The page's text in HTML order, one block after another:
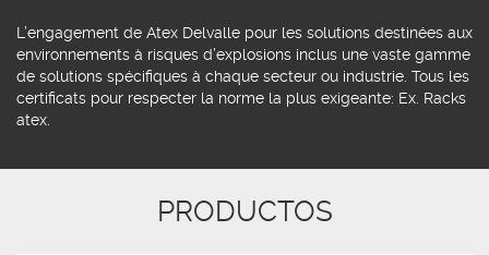
L’engagement de Atex Delvalle pour les solutions destinées aux
environnements à risques d’explosions inclus une vaste gamme
de solutions spécifiques à chaque secteur ou industrie. Tous les
certificats pour respecter la norme la plus exigeante: Ex. Racks
atex.
PRODUCTOS